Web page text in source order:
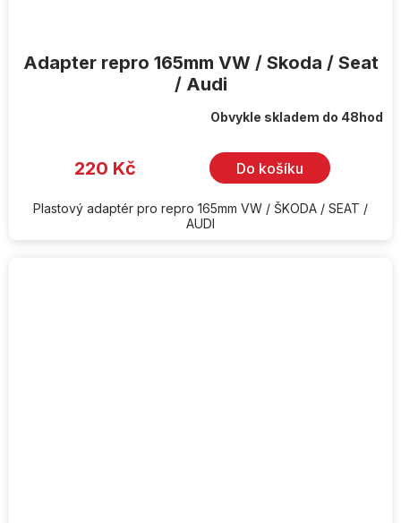
Adapter repro 165mm VW / Skoda / Seat
/ Audi
Obvykle skladem do 48hod
220 Kč Do košíku
Plastový adaptér pro repro 165mm VW / ŠKODA / SEAT /
AUDI